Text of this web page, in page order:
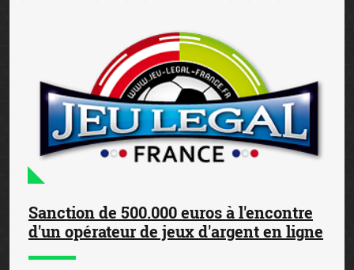
Sanction de 500.000 euros à l'encontre
d'un opérateur de jeux d'argent en ligne